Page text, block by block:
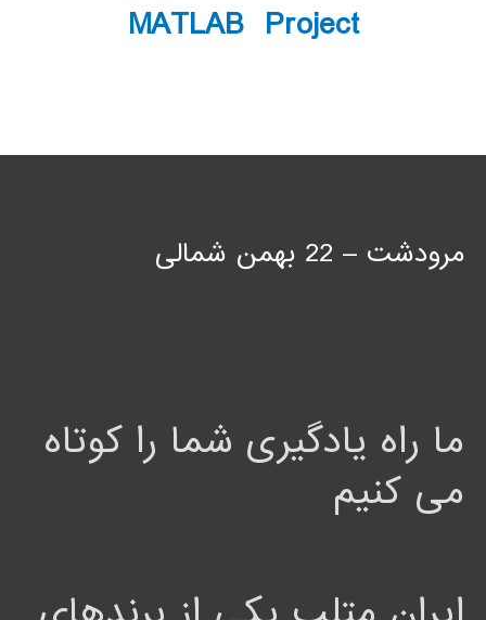
MATLAB Project
مرودشت – 22 بهمن شمالی
ما راه یادگیری شما را کوتاه
می کنیم